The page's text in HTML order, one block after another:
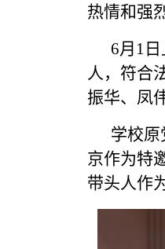
热情和强
6月1
人，符合
振华、凤
学校
京作为特
带头人作